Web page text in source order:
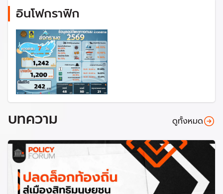
อินโฟกราฟิก
บทความ ดูทั้งหมด